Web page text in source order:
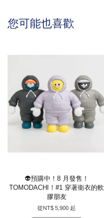
您可能也喜歡
👽預購中！8 月發售！
TOMODACHI！#1 穿著衛衣的軟
膠朋友
從NT$ 5,900 起